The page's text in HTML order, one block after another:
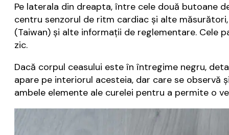
Pe laterala din dreapta, între cele două butoane
centru senzorul de ritm cardiac și alte
(Taiwan) și alte informații de reglementare. Cele
zic.
Dacă corpul ceasului este în întregime negru,
apare pe interiorul acesteia, dar care se observă
ambele elemente ale curelei pentru a permite o